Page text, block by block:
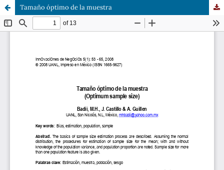
Tamaño óptimo de la muestra